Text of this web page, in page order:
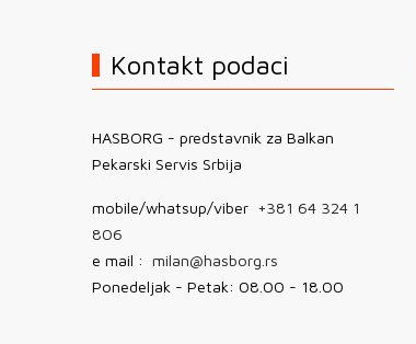
Kontakt podaci
HASBORG - predstavnik za Balkan
Pekarski Servis Srbija
mobile/whatsup/viber +381 64 324 1
806
e mail : milan@hasborg.rs
Ponedeljak - Petak: 08.00 - 18.00